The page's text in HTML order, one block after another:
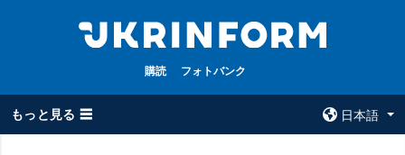
購読 フォトバンク
もっと見る ☰
日本語